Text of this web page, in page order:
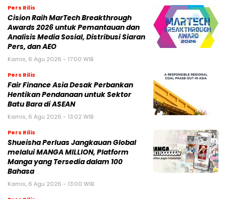
Pers Rilis
Cision Raih MarTech Breakthrough
Awards 2026 untuk Pemantauan dan
Analisis Media Sosial, Distribusi Siaran
Pers, dan AEO
Kamis, 6 Agu 2026 - 17:00 WIB
Pers Rilis
Fair Finance Asia Desak Perbankan
Hentikan Pendanaan untuk Sektor
Batu Bara di ASEAN
Kamis, 6 Agu 2026 - 13:02 WIB
Pers Rilis
Shueisha Perluas Jangkauan Global
melalui MANGA MILLION, Platform
Manga yang Tersedia dalam 100
Bahasa
Kamis, 6 Agu 2026 - 13:00 WIB